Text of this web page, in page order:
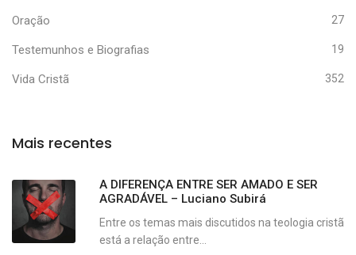
Oração 27
Testemunhos e Biografias 19
Vida Cristã 352
Mais recentes
A DIFERENÇA ENTRE SER AMADO E SER
AGRADÁVEL – Luciano Subirá
Entre os temas mais discutidos na teologia cristã
está a relação entre...